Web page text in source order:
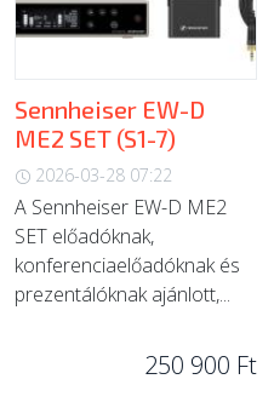
Sennheiser EW-D
ME2 SET (S1-7)
2026-03-28 07:22
A Sennheiser EW-D ME2
SET előadóknak,
konferenciaelőadóknak és
prezentálóknak ajánlott,...
250 900 Ft